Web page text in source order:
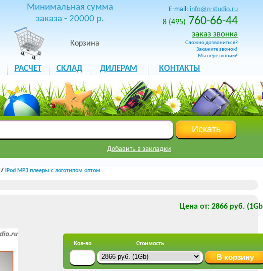
Минимальная сумма
заказа - 20000 р.
Корзина
E-mail: info@n-studio.ru
8 (495) 760-66-44
заказ звонка
Сложно дозвониться?
Закажите звонок!
Мы перезвоним!
РАСЧЕТ СКЛАД ДИЛЕРАМ КОНТАКТЫ
Добавить в закладки
/ IPod MP3 плееры с логотипом оптом
Цена от: 2866 руб.
Кол-во Стоимость